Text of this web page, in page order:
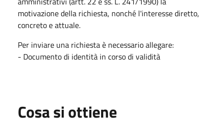
motivazione della richiesta, nonché l'interesse diretto,
concreto e attuale.
Per inviare una richiesta è necessario allegare:
- Documento di identità in corso di validità
Cosa si ottiene